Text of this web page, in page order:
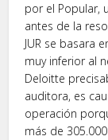
por el Popular,
antes de la
JUR se basara
muy inferior al
Deloitte
auditora, es
operación
más de